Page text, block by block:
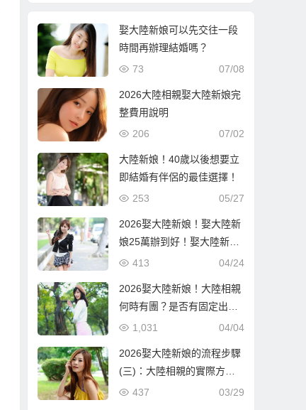
娶大陸新娘可以先交往一段
時間再辦理結婚嗎？
07/08
73
2026大陸相親娶大陸新娘完
整費用說明
07/02
206
大陸新娘！40歲以後想要立
即結婚有伴侶的最佳選擇！
05/27
253
2026娶大陸新娘！娶大陸新
娘25萬辦到好！娶大陸新娘
隨便也要60萬！到底差在哪
04/24
413
2026娶大陸新娘！大陸相親
何時有團？是否有固定出團
日期？
04/04
1,031
2026娶大陸新娘的流程步驟
(三)：大陸相親的實際方式
與流程！
03/29
437